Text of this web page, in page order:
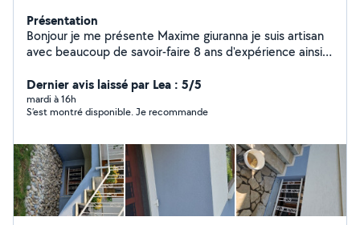
Présentation
Bonjour je me présente Maxime giuranna je suis artisan
avec beaucoup de savoir-faire 8 ans d'expérience ainsi
minutieux. Fort de nombreuses califications dans le
domaine je vous propose mes services pour tout type
de travaux de peinture et revetement muraux. Ainsi que
plâtrerie intérieure mur et plafond . Cordialement
Maxime Giuranna .
Dernier avis laissé par Lea : 5/5
mardi à 16h
S’est montré disponible. Je recommande